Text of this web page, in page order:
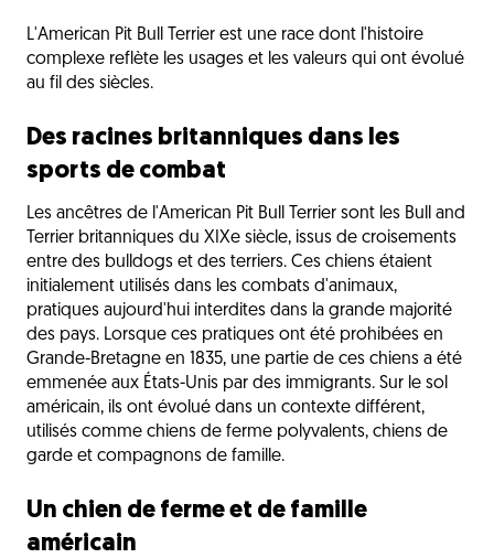
L'American Pit Bull Terrier est une race dont l'histoire
complexe reflète les usages et les valeurs qui ont évolué
au fil des siècles.
Des racines britanniques dans les
sports de combat
Les ancêtres de l'American Pit Bull Terrier sont les Bull and
Terrier britanniques du XIXe siècle, issus de croisements
entre des bulldogs et des terriers. Ces chiens étaient
initialement utilisés dans les combats d'animaux,
pratiques aujourd'hui interdites dans la grande majorité
des pays. Lorsque ces pratiques ont été prohibées en
Grande-Bretagne en 1835, une partie de ces chiens a été
emmenée aux États-Unis par des immigrants. Sur le sol
américain, ils ont évolué dans un contexte différent,
utilisés comme chiens de ferme polyvalents, chiens de
garde et compagnons de famille.
Un chien de ferme et de famille
américain